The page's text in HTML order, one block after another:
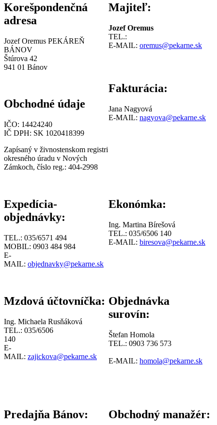
Korešpondenčná
adresa
Jozef Oremus PEKÁREŇ
BÁNOV
Štúrova 42
941 01 Bánov
Obchodné údaje
IČO: 14424240
IČ DPH: SK 1020418399
Zapísaný v živnostenskom registri
okresného úradu v Nových
Zámkoch, číslo reg.: 404-2998
Majiteľ:
Jozef Oremus
TEL.:
E-MAIL: oremus@pekarne.sk
Fakturácia:
Jana Nagyová
E-MAIL: nagyova@pekarne.sk
Expedícia-
objednávky:
TEL.: 035/6571 494
MOBIL: 0903 484 984
E-
MAIL: objednavky@pekarne.sk
Ekonómka:
Ing. Martina Bírešová
TEL.: 035/6506 140
E-MAIL: biresova@pekarne.sk
Mzdová účtovníčka:
Ing. Michaela Rusňáková
TEL.: 035/6506
140
E-
MAIL: zajickova@pekarne.sk
Objednávka
surovín:
Štefan Homola
TEL.: 0903 736 573
E-MAIL: homola@pekarne.sk
Predajňa Bánov: Obchodný manažér: